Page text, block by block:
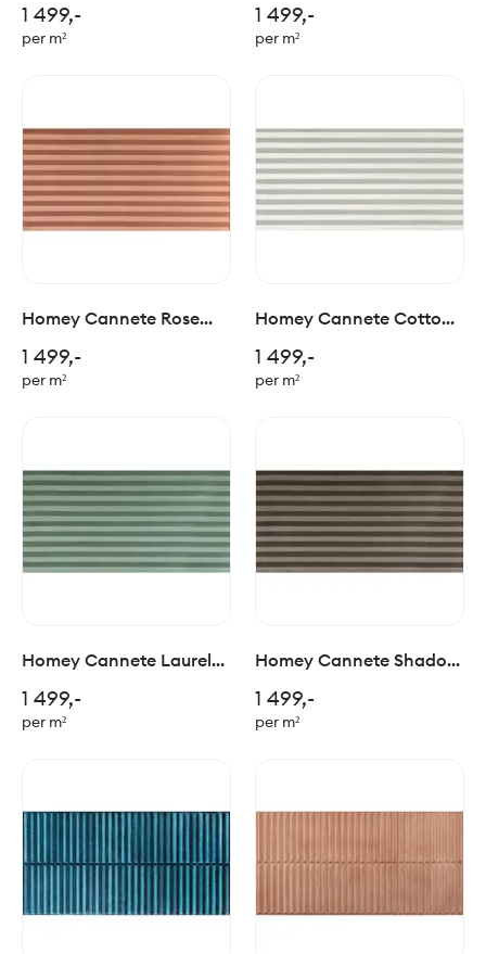
1 499,-
per m²
1 499,-
per m²
Homey Cannete Rose
1 499,-
per m²
Homey Cannete Cotton
1 499,-
per m²
Homey Cannete Laurel
1 499,-
per m²
Homey Cannete Shadow
1 499,-
per m²